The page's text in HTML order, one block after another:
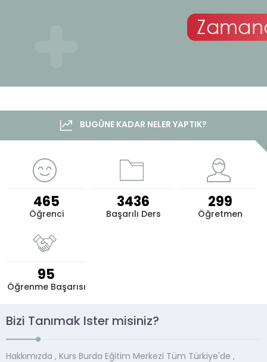
BUGÜNE KADAR NELER YAPTIK?
465
Öğrenci
3436
Başarılı Ders
299
Öğretmen
95
Öğrenme Başarısı
Bizi Tanımak İster misiniz?
Hakkımızda , Kurs Burda Eğitim Merkezi Tüm Türkiye'de ,